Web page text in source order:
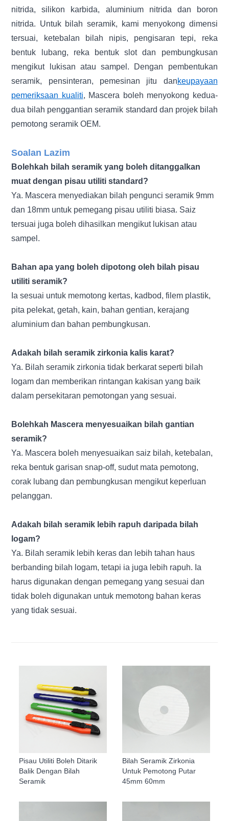
nitrida, silikon karbida, aluminium nitrida dan boron
nitrida. Untuk bilah seramik, kami menyokong dimensi
tersuai, ketebalan bilah nipis, pengisaran tepi, reka
bentuk lubang, reka bentuk slot dan pembungkusan
mengikut lukisan atau sampel. Dengan pembentukan
seramik, pensinteran, pemesinan jitu dankeupayaan
pemeriksaan kualiti, Mascera boleh menyokong kedua-
dua bilah penggantian seramik standard dan projek bilah
pemotong seramik OEM.
Soalan Lazim
Bolehkah bilah seramik yang boleh ditanggalkan
muat dengan pisau utiliti standard?
Ya. Mascera menyediakan bilah pengunci seramik 9mm
dan 18mm untuk pemegang pisau utiliti biasa. Saiz
tersuai juga boleh dihasilkan mengikut lukisan atau
sampel.
Bahan apa yang boleh dipotong oleh bilah pisau
utiliti seramik?
Ia sesuai untuk memotong kertas, kadbod, filem plastik,
pita pelekat, getah, kain, bahan gentian, kerajang
aluminium dan bahan pembungkusan.
Adakah bilah seramik zirkonia kalis karat?
Ya. Bilah seramik zirkonia tidak berkarat seperti bilah
logam dan memberikan rintangan kakisan yang baik
dalam persekitaran pemotongan yang sesuai.
Bolehkah Mascera menyesuaikan bilah gantian
seramik?
Ya. Mascera boleh menyesuaikan saiz bilah, ketebalan,
reka bentuk garisan snap-off, sudut mata pemotong,
corak lubang dan pembungkusan mengikut keperluan
pelanggan.
Adakah bilah seramik lebih rapuh daripada bilah
logam?
Ya. Bilah seramik lebih keras dan lebih tahan haus
berbanding bilah logam, tetapi ia juga lebih rapuh. Ia
harus digunakan dengan pemegang yang sesuai dan
tidak boleh digunakan untuk memotong bahan keras
yang tidak sesuai.
Pisau Utiliti Boleh Ditarik
Balik Dengan Bilah
Seramik
Bilah Seramik Zirkonia
Untuk Pemotong Putar
45mm 60mm